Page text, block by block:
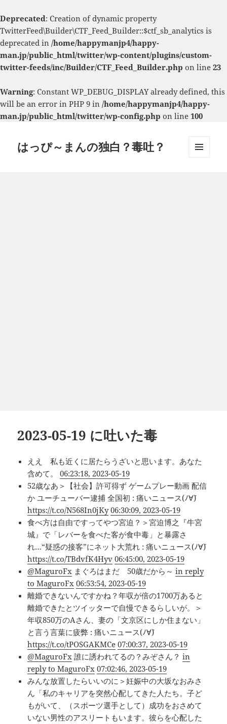
Deprecated: Creation of dynamic property
TwitterFeed\Builder\CTF_Feed_Builder::$ctf_sb_analytics is
deprecated in /home/happymanjp4/happy-
man.jp/public_html/twitter/wp-content/plugins/custom-
twitter-feeds/inc/Builder/CTF_Feed_Builder.php on line 23
Warning: Constant WP_DEBUG_DISPLAY already defined, this
will be an error in PHP 9 in /home/happymanjp4/happy-
man.jp/public_html/twitter/wp-config.php on line 100
はっぴ～まんの独白？毒吐？
2023-05-19 に吐いた毒
ええ 私も近くに居たらうざいと思います。あなた
含めて。06:23:18, 2023-05-19
52歳なあ＞【社会】許可得ず ゲームプレー動画 配信
か ユーチューバー逮捕 全国初 : 痛いニュース(ﾉ∀`)
https://t.co/N568In0jKy 06:30:09, 2023-05-19
食べ方は自由ですってやつ宮迫？＞宮迫博之『牛宮
城』で「レバーを食べた客が食中毒」と暴露さ
れ…“疑惑の接客”にネット大荒れ : 痛いニュース(ﾉ∀`)
https://t.co/TBdvfK4Hyv 06:45:00, 2023-05-19
@MaguroFx まぐろはまだ 50歳だから～in reply
to MaguroFx 06:53:54, 2023-05-19
離婚できないんですかね？年収が倍の1700万あると
離婚できたとツイッターで自慢できるらしいが。＞
年収850万のAさん、妻の「文京区にしか住まない」
と言う言葉に疲弊 : 痛いニュース(ﾉ∀`)
https://t.co/tPOSGAKMCe 07:00:37, 2023-05-19
@MaguroFx 誰に誘われてるの？みぞさん？in
reply to MaguroFx 07:02:46, 2023-05-19
みんな放置したらいいのに＞妊娠中の大坂なおみさ
ん「私のキャリアを突然心配してきた人たち。子ど
もがいて、（スポーツ選手として）成功をおさめて
いない男性のアスリートもいます。彼らを心配した